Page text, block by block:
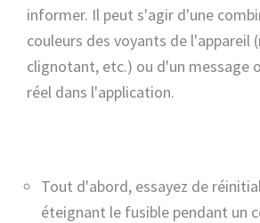
informer. Il peut s'agir d'une
couleurs des voyants de l'appareil
clignotant, etc.) ou d'un message
réel dans l'application.
Tout d'abord, essayez de
éteignant le fusible pendant un